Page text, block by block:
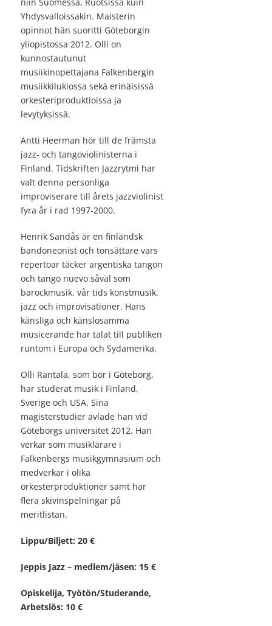
niin Suomessa, Ruotsissa kuin
Yhdysvalloissakin. Maisterin
opinnot hän suoritti Göteborgin
yliopistossa 2012. Olli on
kunnostautunut
musiikinopettajana Falkenbergin
musiikkilukiossa sekä erinäisissä
orkesteriproduktioissa ja
levytyksissä.
Antti Heerman hör till de främsta
jazz- och tangoviolinisterna i
Finland. Tidskriften Jazzrytmi har
valt denna personliga
improviserare till årets jazzviolinist
fyra år i rad 1997-2000.
Henrik Sandås är en finländsk
bandoneonist och tonsättare vars
repertoar täcker argentiska tangon
och tango nuevo såväl som
barockmusik, vår tids konstmusik,
jazz och improvisationer. Hans
känsliga och känslosamma
musicerande har talat till publiken
runtom i Europa och Sydamerika.
Olli Rantala, som bor i Göteborg,
har studerat musik i Finland,
Sverige och USA. Sina
magisterstudier avlade han vid
Göteborgs universitet 2012. Han
verkar som musiklärare i
Falkenbergs musikgymnasium och
medverkar i olika
orkesterproduktioner samt har
flera skivinspelningar på
meritlistan.
Lippu/Biljett: 20 €
Jeppis Jazz – medlem/jäsen: 15 €
Opiskelija, Työtön/Studerande,
Arbetslös: 10 €